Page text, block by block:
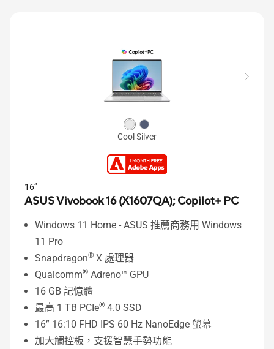
Cool Silver
16”
ASUS Vivobook 16 (X1607QA);Copilot+ PC
Windows 11 Home - ASUS 推薦商務用 Windows
11 Pro
Snapdragon® X 處理器
Qualcomm® Adreno™ GPU
16 GB 記憶體
最高 1 TB PCIe® 4.0 SSD
16” 16:10 FHD IPS 60 Hz NanoEdge 螢幕
加大觸控板，支援智慧手勢功能